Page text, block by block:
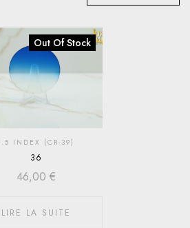
Out Of Stock
INDEX (CR-39)
36
46,00 €
LIRE LA SUITE